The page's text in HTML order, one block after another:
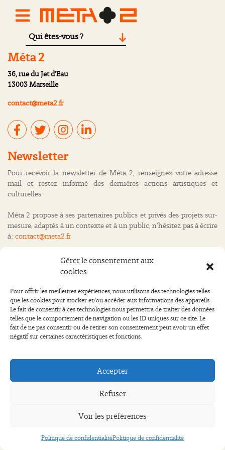
Gérer le consentement aux
cookies
Pour offrir les meilleures expériences, nous utilisons des technologies telles
que les cookies pour stocker et/ou accéder aux informations des appareils.
Le fait de consentir à ces technologies nous permettra de traiter des données
telles que le comportement de navigation ou les ID uniques sur ce site. Le
fait de ne pas consentir ou de retirer son consentement peut avoir un effet
négatif sur certaines caractéristiques et fonctions.
Accepter
Refuser
Voir les préférences
Politique de confidentialitéPolitique de confidentialité
Qui êtes-vous ?
Méta 2
36, rue du Jet d’Eau
13003 Marseille
contact@meta2.fr
Newsletter
Pour recevoir la newsletter de Méta 2, renseignez votre adresse
mail et restez informé des dernières actions artistiques et
culturelles.
Méta 2 propose à ses partenaires publics et privés des projets sur-
mesure, adaptés à un contexte et à un public, n’hésitez pas à écrire
à : contact@meta2.fr
Envoyer
Contact Partenaires
Mentions légales
Politique de confidentialité